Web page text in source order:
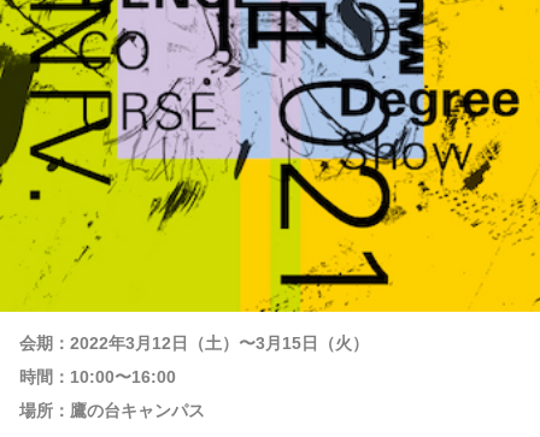
会期：2022年3月12日（土）〜3月15日（火）
時間：10:00〜16:00
場所：鷹の台キャンパス